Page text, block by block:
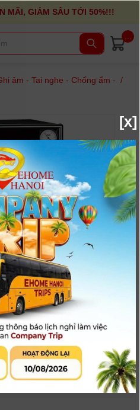
MÃI, GIẢM SÂU TỚI 50%!!!
âm - Tai nghe - Chống ẩm - /
[x]